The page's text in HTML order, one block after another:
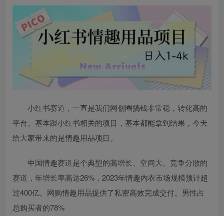
小红书赛道，一直是我们网创圈搞钱非常稳，转化高的
平台。基本跟小红书相关的项目，基本都能拿到结果，今天
给大家带来的是情趣用品项目。
中国情趣赛道是个典型的高增长、空间大、竞争分散的
赛道，年增长率高达26%，2023年情趣内衣市场规模预计超
过400亿。网购情趣用品提供了私密高效完成交付。男性占
总购买者的78%